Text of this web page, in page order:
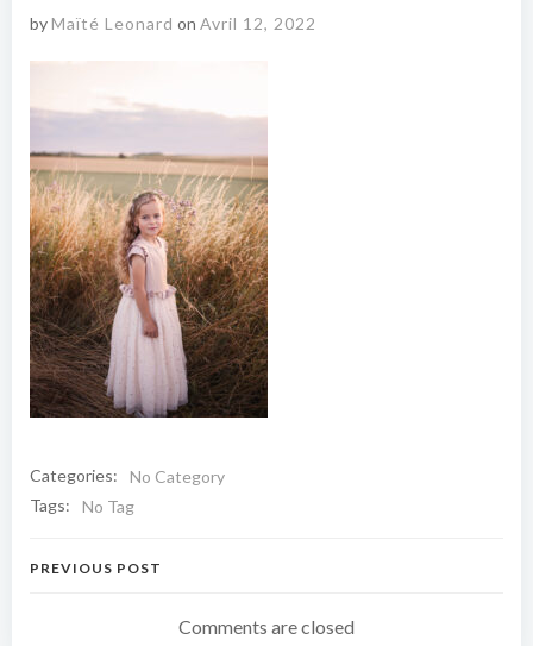
byMaïté Leonard on Avril 12, 2022
Categories:
No Category
Tags:
No Tag
Navigation
PREVIOUS POST
Comments are closed